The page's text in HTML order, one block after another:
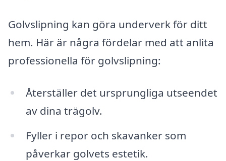
Golvslipning kan göra underverk för ditt
hem. Här är några fördelar med att anlita
professionella för golvslipning:
Återställer det ursprungliga utseendet
av dina trägolv.
Fyller i repor och skavanker som
påverkar golvets estetik.